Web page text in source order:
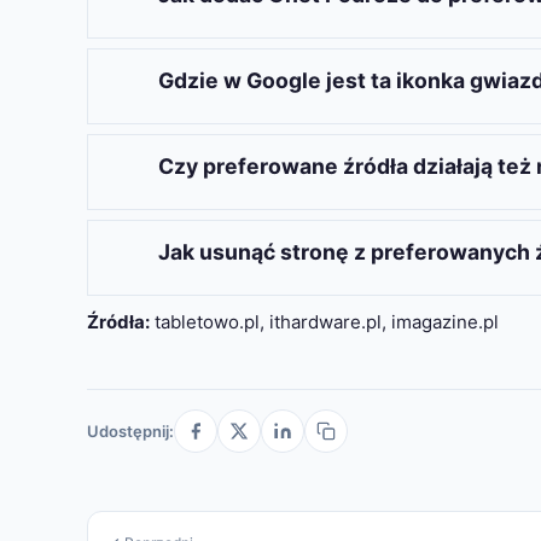
Następnie zaznacz to źródło, aby dodać je
Gdzie w Google jest ta ikonka
jest dostępna dla danego zapytania. To
Czy preferowane źródła działają
preferencjami w każdym miejscu. To
Jak usunąć stronę z preferowanych
To pozwala na szybkie zarządzanie
Źródła: tabletowo.pl, ithardware.pl, imagazine.pl
Udostępnij: